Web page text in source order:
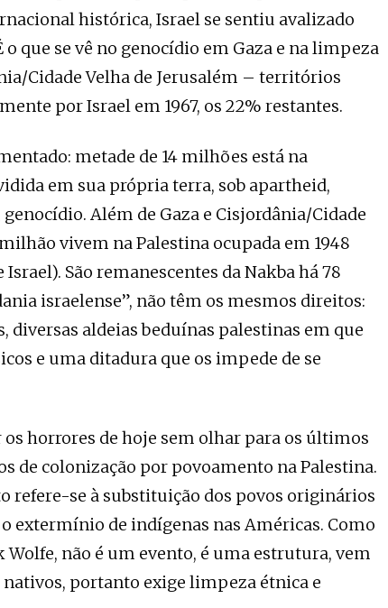
histórica, Israel se sentiu avalizado
o que se vê no genocídio em Gaza e na limpeza
Cidade Velha de Jerusalém – territórios
por Israel em 1967, os 22% restantes.
metade de 14 milhões está na
em sua própria terra, sob apartheid,
Além de Gaza e Cisjordânia/Cidade
vivem na Palestina ocupada em 1948
São remanescentes da Nakba há 78
israelense”, não têm os mesmos direitos:
diversas aldeias beduínas palestinas em que
e uma ditadura que os impede de se
horrores de hoje sem olhar para os últimos
de colonização por povoamento na Palestina.
refere-se à substituição dos povos originários
extermínio de indígenas nas Américas. Como
não é um evento, é uma estrutura, vem
portanto exige limpeza étnica e